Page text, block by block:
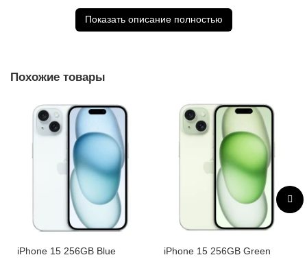
приложения, в том числе единый магазин приложений
Показать описание полностью
Похожие товары
iPhone 15 256GB Blue iPhone 15 256GB Green